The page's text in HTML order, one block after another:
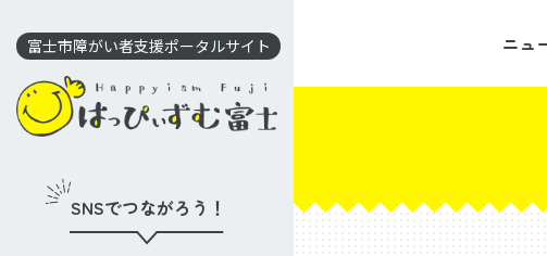
富士市障がい者支援ポータルサイト
SNSでつながろう！
ニュ